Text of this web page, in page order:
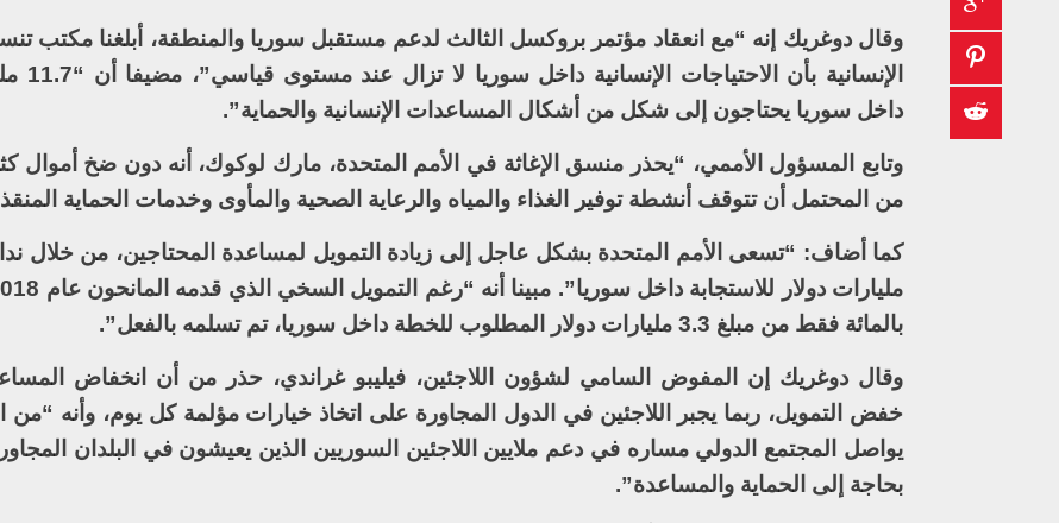
وقال دوغريك إنه “مع انعقاد مؤتمر بروكسل الثالث لدعم مستقبل سوريا والمنطقة، أبلغنا مكتب
الإنسانية
داخل سوريا يحتاجون إلى شكل من أشكال المساعدات الإنسانية والحماية”.
وتابع المسؤول الأممي، “يحذر منسق الإغاثة في الأمم المتحدة، مارك لوكوك، أنه دون ضخ أموال
من المحتمل أن تتوقف أنشطة توفير الغذاء والمياه والرعاية الصحية والمأوى وخدمات الحماية
بالمائة فقط من مبلغ 3.3 مليارات دولار المطلوب للخطة داخل سوريا، تم تسلمه بالفعل”.
وقال دوغريك إن المفوض السامي لشؤون اللاجئين، فيليبو غراندي، حذر من أن انخفاض
خفض التمويل، ربما يجبر اللاجئين في الدول المجاورة على اتخاذ خيارات مؤلمة كل يوم، وأنه
يواصل المجتمع الدولي مساره في دعم ملايين اللاجئين السوريين الذين يعيشون في البلدان
بحاجة إلى الحماية والمساعدة”.